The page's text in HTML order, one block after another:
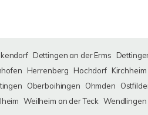
Dettingen an der Erms
Herrenberg Hochdorf
Oberboihingen Ohmden
Weilheim an der Teck Wendlingen